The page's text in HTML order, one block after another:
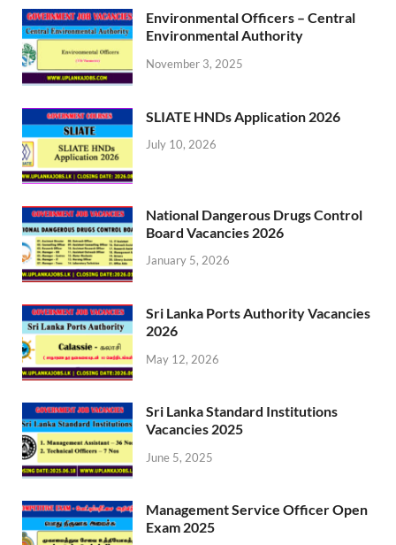
Environmental Officers – Central
Environmental Authority
November 3, 2025
SLIATE HNDs Application 2026
July 10, 2026
National Dangerous Drugs Control
Board Vacancies 2026
January 5, 2026
Sri Lanka Ports Authority Vacancies
2026
May 12, 2026
Sri Lanka Standard Institutions
Vacancies 2025
June 5, 2025
Management Service Officer Open
Exam 2025